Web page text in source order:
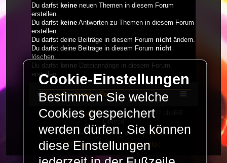
Du darfst keine neuen Themen in diesem Forum
erstellen.
Du darfst keine Antworten zu Themen in diesem Forum
erstellen.
Du darfst deine Beiträge in diesem Forum nichtändern.
Du darfst deine Beiträge in diesem Forum nicht
löschen.
Du darfst keine Dateianhänge in diesem Forum
erstellen.
LaserFreak.net Forum
Powered byphpBB® Forum Software © phpBB
Limited
Deutsche Übersetzung durchphpBB.de
PRIVACY_LINK | TERMS_LINK
Cookie-Einstellungen
Bestimmen Sie welche
Cookies gespeichert
werden dürfen. Sie können
diese Einstellungen